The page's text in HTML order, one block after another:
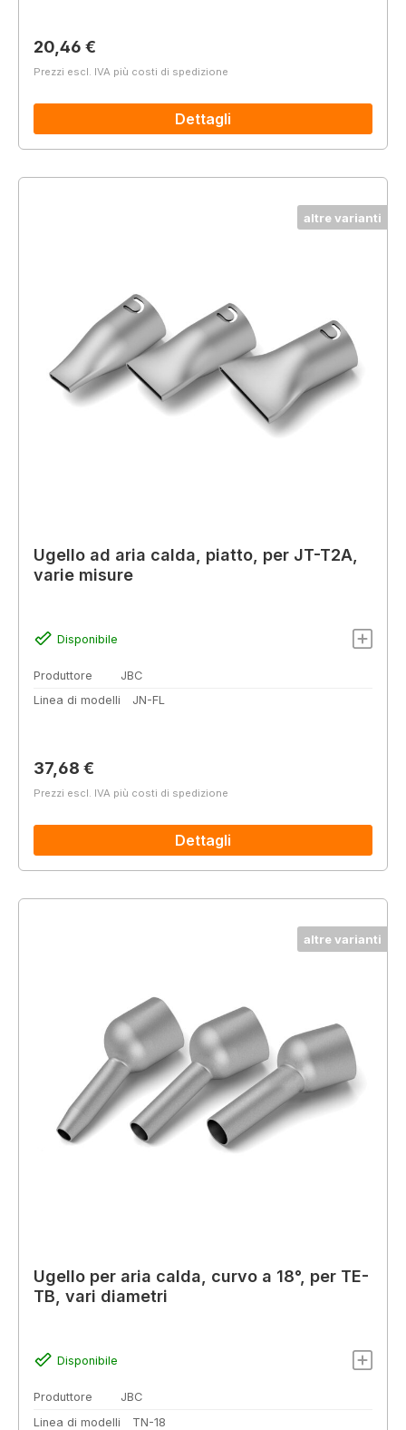
Prezzo normale:
20,46 €
Prezzi escl. IVA più costi di spedizione
Dettagli
altre varianti
Ugello ad aria calda, piatto, per JT-T2A,
varie misure
Disponibile
Produttore
JBC
Linea di modelli
JN-FL
Prezzo normale:
37,68 €
Prezzi escl. IVA più costi di spedizione
Dettagli
altre varianti
Ugello per aria calda, curvo a 18°, per TE-
TB, vari diametri
Disponibile
Produttore
JBC
Linea di modelli
TN-18